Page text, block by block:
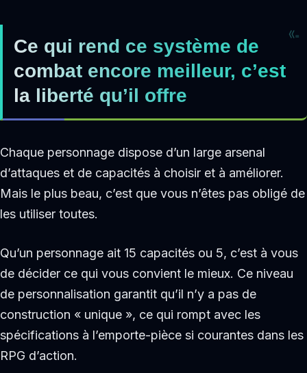
Ce qui rend ce système de
combat encore meilleur, c’est
la liberté qu’il offre
Chaque personnage dispose d’un large arsenal
d’attaques et de capacités à choisir et à améliorer.
Mais le plus beau, c’est que vous n’êtes pas obligé de
les utiliser toutes.
Qu’un personnage ait 15 capacités ou 5, c’est à vous
de décider ce qui vous convient le mieux. Ce niveau
de personnalisation garantit qu’il n’y a pas de
construction « unique », ce qui rompt avec les
spécifications à l’emporte-pièce si courantes dans les
RPG d’action.